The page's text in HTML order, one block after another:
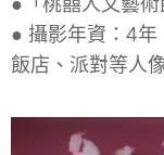
● 攝影年資：4
飯店、派對等人